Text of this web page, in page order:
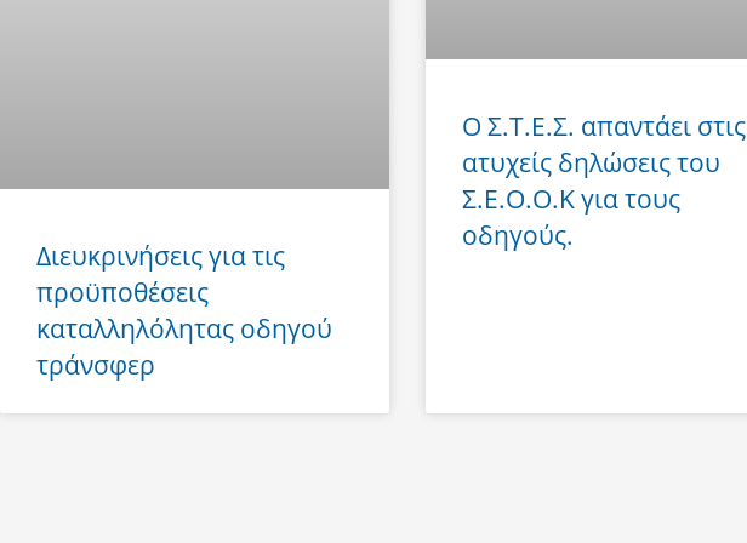
Διευκρινήσεις για τις
προϋποθέσεις
καταλληλόλητας οδηγού
τράνσφερ
Ο Σ.Τ.Ε.Σ. απαντάει στις
ατυχείς δηλώσεις του
Σ.Ε.Ο.Ο.Κ για τους
οδηγούς.